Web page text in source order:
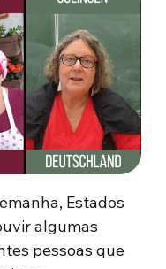
Estados
algumas
pessoas que